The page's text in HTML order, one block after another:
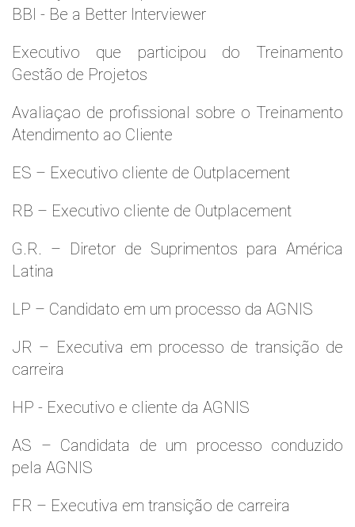
BBI - Be a Better Interviewer
Executivo que participou do Treinamento
Gestão de Projetos
Avaliaçao de profissional sobre o Treinamento
Atendimento ao Cliente
ES – Executivo cliente de Outplacement
RB – Executivo cliente de Outplacement
G.R. – Diretor de Suprimentos para América
Latina
LP – Candidato em um processo da AGNIS
JR – Executiva em processo de transição de
carreira
HP - Executivo e cliente da AGNIS
AS – Candidata de um processo conduzido
pela AGNIS
FR – Executiva em transição de carreira